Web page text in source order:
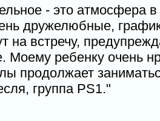
- это атмосфера
дружелюбные,
на встречу,
Моему ребенку очень
продолжает
группа PS1."